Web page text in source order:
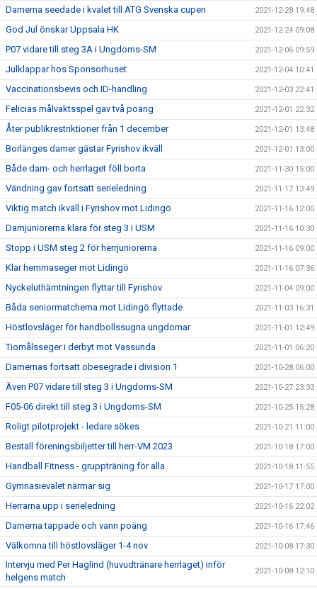
Damerna seedade i kvalet till ATG Svenska cupen 2021-12-28 19:48
God Jul önskar Uppsala HK 2021-12-24 09:08
P07 vidare till steg 3A i Ungdoms-SM 2021-12-06 09:59
Julklappar hos Sponsorhuset 2021-12-04 10:41
Vaccinationsbevis och ID-handling 2021-12-03 22:41
Felicias målvaktsspel gav två poäng 2021-12-01 22:32
Åter publikrestriktioner från 1 december 2021-12-01 13:48
Borlänges damer gästar Fyrishov ikväll 2021-12-01 13:00
Både dam- och herrlaget föll borta 2021-11-30 15:00
Vändning gav fortsatt serieledning 2021-11-17 13:49
Viktig match ikväll i Fyrishov mot Lidingö 2021-11-16 12:00
Damjuniorerna klara för steg 3 i USM 2021-11-16 10:30
Stopp i USM steg 2 för herrjuniorerna 2021-11-16 09:00
Klar hemmaseger mot Lidingö 2021-11-16 07:36
Nyckeluthämtningen flyttar till Fyrishov 2021-11-04 09:00
Båda seniormatcherna mot Lidingö flyttade 2021-11-03 16:31
Höstlovsläger för handbollssugna ungdomar 2021-11-01 12:49
Tiomålsseger i derbyt mot Vassunda 2021-11-01 06:20
Damernas fortsatt obesegrade i division 1 2021-10-28 06:00
Även P07 vidare till steg 3 i Ungdoms-SM 2021-10-27 23:33
F05-06 direkt till steg 3 i Ungdoms-SM 2021-10-25 15:28
Roligt pilotprojekt - ledare sökes 2021-10-21 11:00
Beställ föreningsbiljetter till herr-VM 2023 2021-10-18 17:00
Handball Fitness - gruppträning för alla 2021-10-18 11:55
Gymnasievalet närmar sig 2021-10-17 17:00
Herrarna upp i serieledning 2021-10-16 22:02
Damerna tappade och vann poäng 2021-10-16 17:46
Välkomna till höstlovsläger 1-4 nov 2021-10-08 17:30
Intervju med Per Haglind (huvudtränare herrlaget) inför
helgens match
2021-10-08 12:10